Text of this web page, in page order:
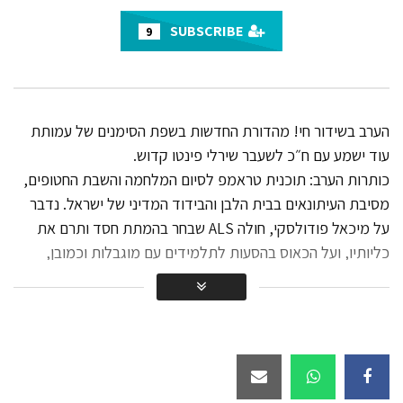
27.8K
ולממשלה?
מהדורת החדשות בשפת הסימנים עם
ח״כ לשעבר שירלי פינטו קדוש-
19.2K
הערב בשידור חי – מהדורת החדשות
בשפת הסימנים עם ח״כ לשעבר שירלי
פינטו קדוש!
הערב בשידור חי! מהדורת חדשות בשפת
הסימנים עם שירלי פינטו קדוש
9
הערב בשידור חי! מהדורת החדשות בשפת הסימנים של עמותת
עוד ישמע עם ח״כ לשעבר שירלי פינטו קדוש.
כותרות הערב: תוכנית טראמפ לסיום המלחמה והשבת החטופים,
מסיבת העיתונאים בבית הלבן והבידוד המדיני של ישראל. נדבר
על מיכאל פודולסקי, חולה ALS שבחר בהמתת חסד ותרם את
כליותיו, ועל הכאוס בהסעות לתלמידים עם מוגבלות וכמובן,
היערכות ליום כיפור תשפ״ו.
וברכה אישית מאורח מיוחד!